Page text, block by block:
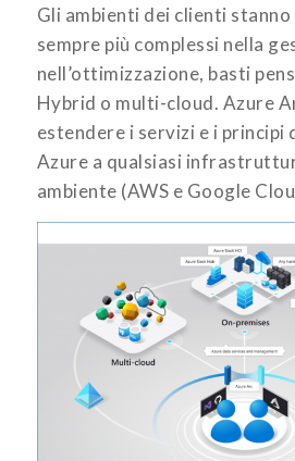
Gli ambienti dei clienti
sempre più complessi nella
nell’ottimizzazione, basti
Hybrid o multi-cloud. Azure
estendere i servizi e i principi
Azure a qualsiasi
ambiente (AWS e Google